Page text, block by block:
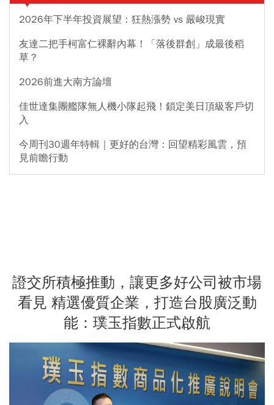
2026年下半年投資展望：狂熱漲勢 vs 嚴峻現實
友達二把手柯富仁裸辭內幕！「落後群創」成最後稻
草？
2026前進大南方論壇
佳世達集團艦隊無人機小隊起飛！鎖定美日頂級客戶切
入
今周刊30週年特輯｜更好的台灣：回望精彩風雲，預
見前瞻行動
證交所積極推動，讓更多好公司被市場
看見 精選優質企業，打造台股廣泛動
能：璞玉指數正式啟航